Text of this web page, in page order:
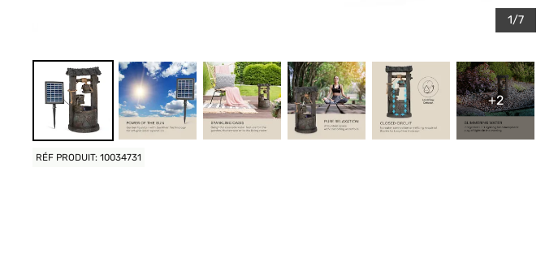
1/7
+2
RÉF PRODUIT: 10034731